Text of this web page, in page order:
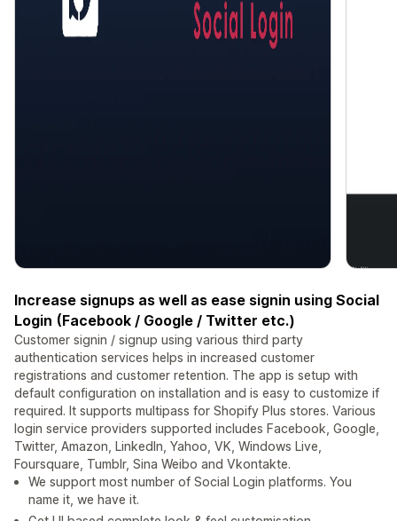
Increase signups as well as ease signin using Social
Login (Facebook / Google / Twitter etc.)
Customer signin / signup using various third party
authentication services helps in increased customer
registrations and customer retention. The app is setup with
default configuration on installation and is easy to customize if
required. It supports multipass for Shopify Plus stores. Various
login service providers supported includes Facebook, Google,
Twitter, Amazon, LinkedIn, Yahoo, VK, Windows Live,
Foursquare, Tumblr, Sina Weibo and Vkontakte.
We support most number of Social Login platforms. You
name it, we have it.